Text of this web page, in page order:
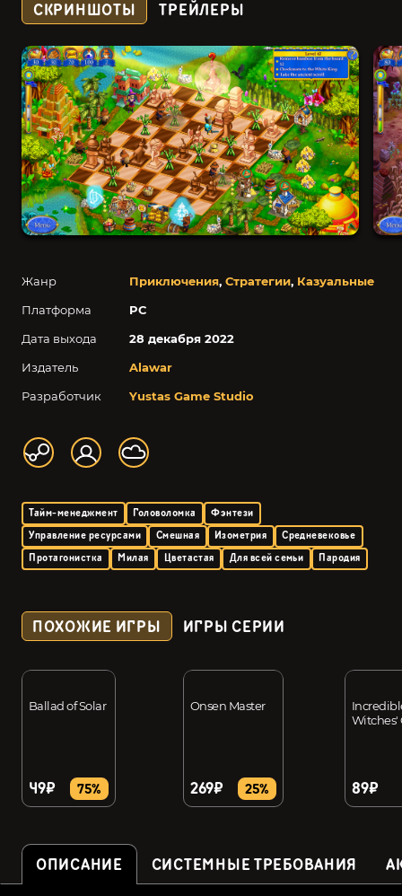
Жанр Приключения, Стратегии, Казуальные
Платформа
PC
Дата выхода
28 декабря 2022
Издатель
Alawar
Разработчик
Yustas Game Studio
Тайм-менеджмент Головоломка
Фэнтези
Управление ресурсами
Смешная Изометрия
Средневековье
Протагонистка
Милая Цветастая Для всей семьи Пародия
СКРИНШОТЫ ТРЕЙЛЕРЫ
ПОХОЖИЕ ИГРЫ ИГРЫ СЕРИИ
Ballad of Solar
49₽ 75%
Onsen Master
269₽ 25%
Witches'
89₽
ОПИСАНИЕ СИСТЕМНЫЕ ТРЕБОВАНИЯ